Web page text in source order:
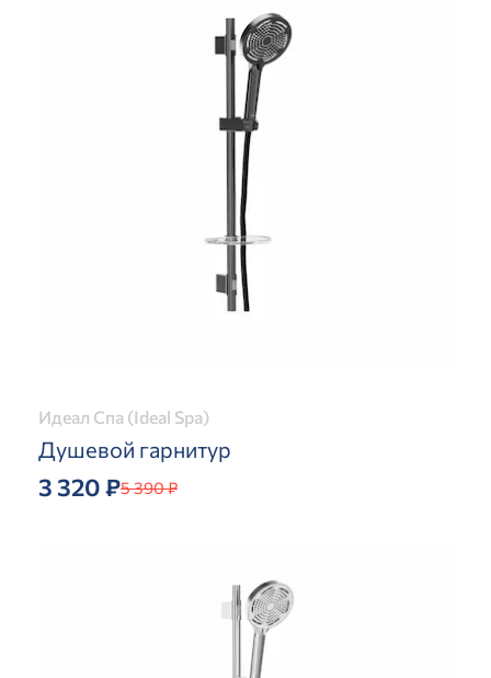
Идеал Спа (Ideal Spa)
Душевой гарнитур
3 320 ₽5 390 ₽